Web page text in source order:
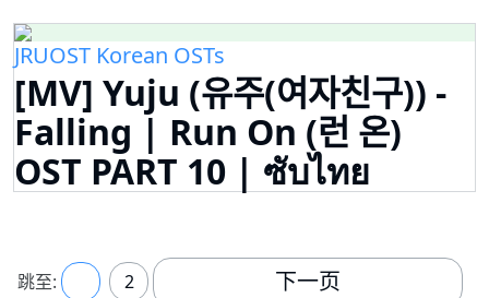
JRUOST Korean OSTs
[MV] Yuju (유주(여자친구)) -
Falling | Run On (런 온)
OST PART 10 | ซับไทย
跳至: 2 下一页